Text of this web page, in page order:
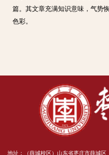
篇。其文章充满知识意味，气势
色彩。
地址：（薛城校区）山东省枣庄市薛城区